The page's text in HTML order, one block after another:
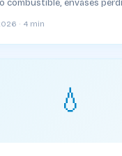
combustible, envases
· 4 min
💧